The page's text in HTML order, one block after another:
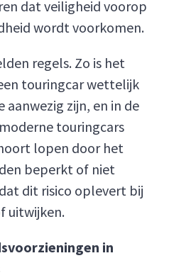
dat veiligheid voorop
wordt voorkomen.
regels. Zo is het
touringcar wettelijk
zijn, en in de
touringcars
lopen door het
beperkt of niet
dit risico oplevert bij
uitwijken.
in